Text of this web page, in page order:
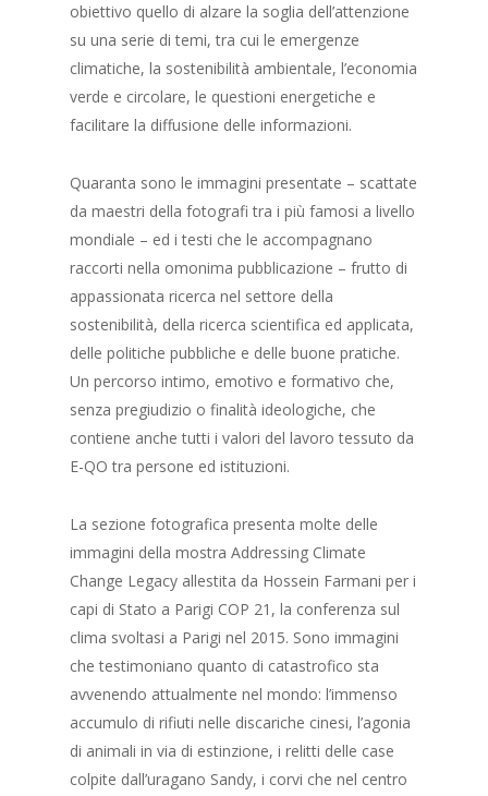
obiettivo quello di alzare la soglia dell’attenzione
su una serie di temi, tra cui le emergenze
climatiche, la sostenibilità ambientale, l’economia
verde e circolare, le questioni energetiche e
facilitare la diffusione delle informazioni.
Quaranta sono le immagini presentate – scattate
da maestri della fotografi tra i più famosi a livello
mondiale – ed i testi che le accompagnano
raccorti nella omonima pubblicazione – frutto di
appassionata ricerca nel settore della
sostenibilità, della ricerca scientifica ed applicata,
delle politiche pubbliche e delle buone pratiche.
Un percorso intimo, emotivo e formativo che,
senza pregiudizio o finalità ideologiche, che
contiene anche tutti i valori del lavoro tessuto da
E-QO tra persone ed istituzioni.
La sezione fotografica presenta molte delle
immagini della mostra Addressing Climate
Change Legacy allestita da Hossein Farmani per i
capi di Stato a Parigi COP 21, la conferenza sul
clima svoltasi a Parigi nel 2015. Sono immagini
che testimoniano quanto di catastrofico sta
avvenendo attualmente nel mondo: l’immenso
accumulo di rifiuti nelle discariche cinesi, l’agonia
di animali in via di estinzione, i relitti delle case
colpite dall’uragano Sandy, i corvi che nel centro